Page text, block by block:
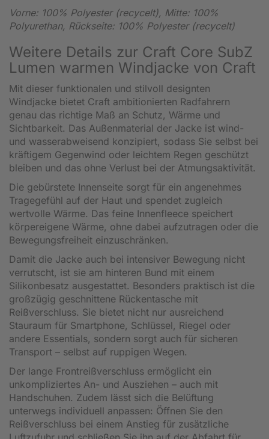
Vorne: 100% Polyester (recycelt), Mitte: 100%
Polyurethan, Rückseite: 100% Polyester (recycelt)
Weitere Details zur Craft Core SubZ
Lumen warmen Windjacke von Craft
Mit dieser funktionalen und stilvoll designten
Windjacke bietet Craft ambitionierten Radfahrern
genau das richtige Maß an Schutz, Wärme und
Sichtbarkeit. Das Außenmaterial der Jacke ist wind-
und wasserabweisend konzipiert, sodass Sie selbst bei
kräftigem Gegenwind oder leichtem Regen geschützt
bleiben und das ohne Verlust bei der Atmungsaktivität.
Die gebürstete Innenseite sorgt für ein angenehmes
Tragegefühl auf der Haut und spendet zugleich
wertvolle Wärme. Das feine Innenfleece speichert
körpereigene Wärme, ohne dabei aufzutragen oder die
Bewegungsfreiheit einzuschränken.
Damit die Jacke auch bei intensiver Bewegung nicht
verrutscht, ist sie am hinteren Bund mit einem
Silikonbesatz ausgestattet. Besonders praktisch ist die
großzügig geschnittene Rückentasche mit
Reißverschluss. Sie bietet nicht nur ausreichend
Stauraum für Smartphone, Schlüssel, Riegel oder
andere Essentials, sondern sorgt auch für sicheren
Transport – selbst auf ruppigen Wegen.
Der lange Frontreißverschluss ermöglicht ein
unkompliziertes An- und Ausziehen – auch mit
Handschuhen. Zudem lässt sich die Belüftung
unterwegs individuell anpassen: Öffnen Sie den
Reißverschluss bei einem Anstieg für zusätzliche